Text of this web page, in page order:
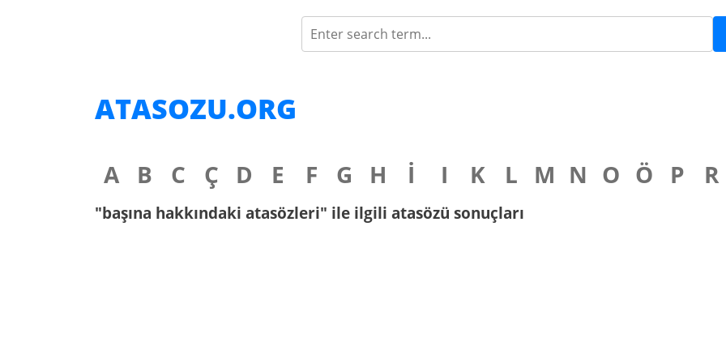
ATASOZU.ORG
A B C Ç D E F G H İ I K L M N O Ö P R
"başına hakkındaki atasözleri" ile ilgili atasözü sonuçları